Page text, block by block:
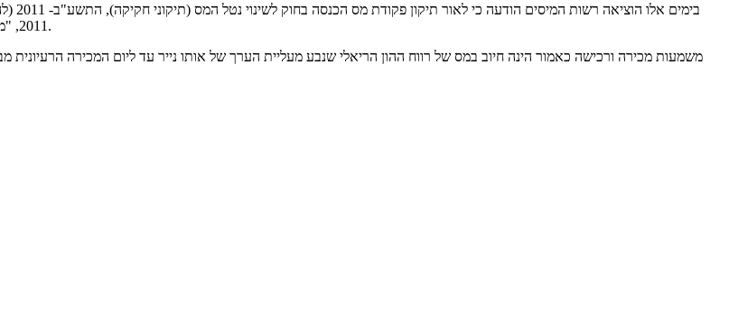
2011, "מכירה ורכישת רעיונית" של ניירות הערך הנסחרים בבורסה וכן יחידות בקרן נאמנות פטורה.
משמעות מכירה ורכישה כאמור הינה חיוב במס של רווח ההון הריאלי שנבע מעליית הערך של אותו נייר עד ליום המכירה